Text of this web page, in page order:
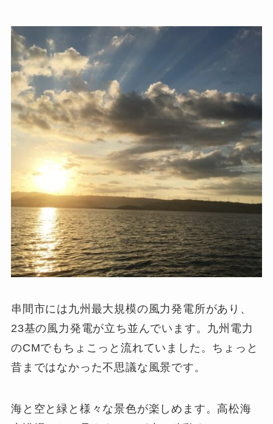
串間市には九州最大規模の風力発電所があり、
23基の風力発電が立ち並んでいます。九州電力
のCMでもちょこっと流れていました。ちょっと
昔まではなかった不思議な風景です。
海と空と緑と様々な景色が楽しめます。高松海